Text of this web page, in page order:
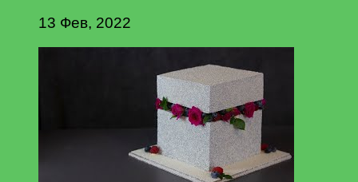
13 Фев, 2022